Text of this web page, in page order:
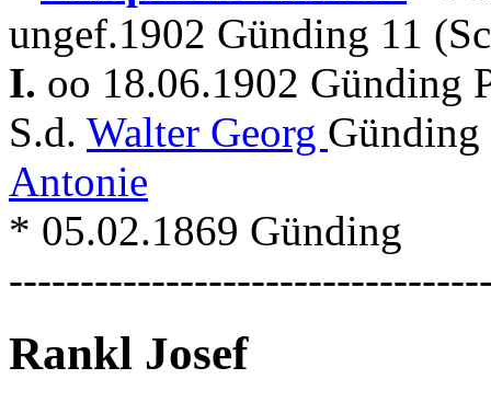
ungef.1902 Günding 11
I. oo 18.06.1902
S.d. Walter Georg
Antonie
* 05.02.1869 Günding
Rankl Josef